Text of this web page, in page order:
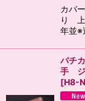
カバ
り 上
年並※
バチ
手 ジ
[H8-